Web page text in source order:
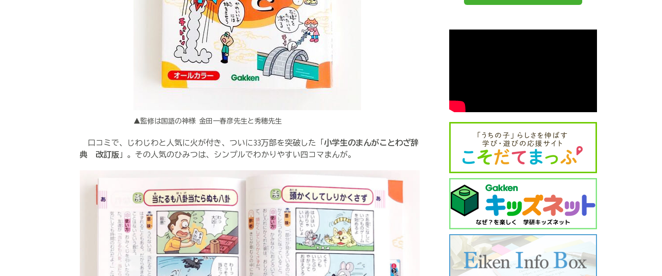
▲監修は国語の神様 金田一春彦先生と秀穂先生
口コミで、じわじわと人気に火が付き、ついに33万部を突破した「 小学生のまんがことわざ辞
典 改訂版 」。その人気のひみつは、シンプルでわかりやすい四コマまんが。